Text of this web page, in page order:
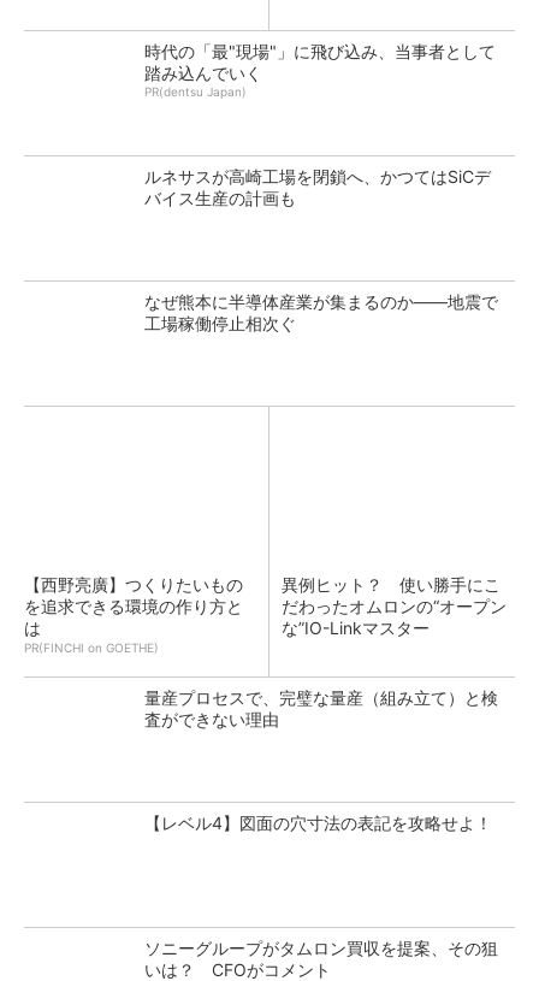
時代の「最"現場"」に飛び込み、当事者として
踏み込んでいく
PR(dentsu Japan)
ルネサスが高崎工場を閉鎖へ、かつてはSiCデ
バイス生産の計画も
なぜ熊本に半導体産業が集まるのか――地震で
工場稼働停止相次ぐ
【西野亮廣】つくりたいもの
を追求できる環境の作り方と
は
PR(FINCHI on GOETHE)
異例ヒット？ 使い勝手にこ
だわったオムロンの“オープン
な”IO-Linkマスター
量産プロセスで、完璧な量産（組み立て）と検
査ができない理由
【レベル4】図面の穴寸法の表記を攻略せよ！
ソニーグループがタムロン買収を提案、その狙
いは？ CFOがコメント